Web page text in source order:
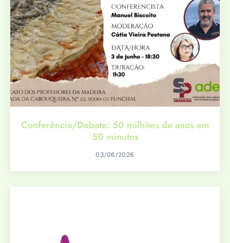
Conferência/Debate: 50 milhões de anos em
50 minutos
03/06/2026